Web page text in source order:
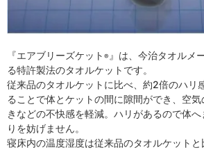
『エアブリーズケット ® 』は、今治タオルメ
る特許製法のタオルケットです。
従来品のタオルケットに比べ、約2倍のハリ
ることで体とケットの間に隙間ができ、空
きなどの不快感を軽減。ハリがあるので体
りを妨げません。
寝床内の温度湿度は従来品のタオルケット